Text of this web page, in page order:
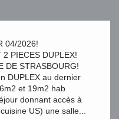
04/2026!
2 PIECES DUPLEX!
DE STRASBOURG!
DUPLEX au dernier
et 19m2 hab
donnant accès à
US) une salle...